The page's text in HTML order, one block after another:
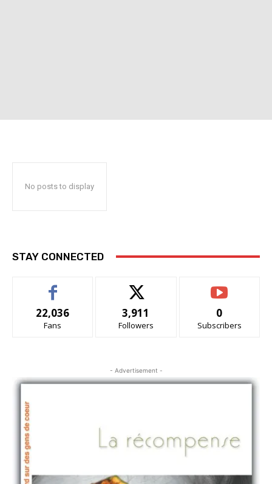
No posts to display
STAY CONNECTED
22,036
Fans
3,911
Followers
0
Subscribers
- Advertisement -